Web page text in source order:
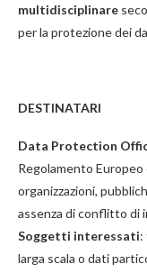
multidisciplinare
per la protezione dei
DESTINATARI
Data Protection
Regolamento
organizzazioni,
assenza di conflitto di
Soggetti interessati:
larga scala o dati